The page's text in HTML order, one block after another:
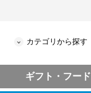
カテゴリから探す
ギフト・フード